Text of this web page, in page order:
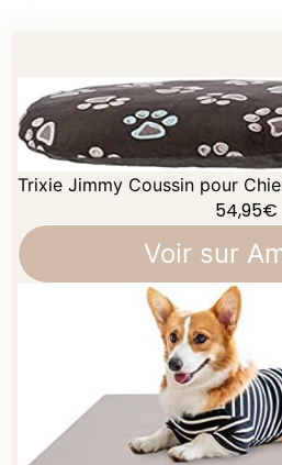
Trixie Jimmy Coussin pour
54,95€
Voir sur